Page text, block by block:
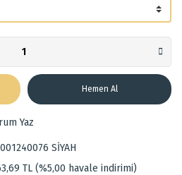
Hemen Al
Yaz
SİYAH
TL (%5,00 havale indirimi)